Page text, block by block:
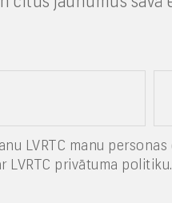
LVRTC manu
LVRTC privātuma politiku.